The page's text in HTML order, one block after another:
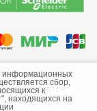
не является
информационных
сбор,
к
находящихся на